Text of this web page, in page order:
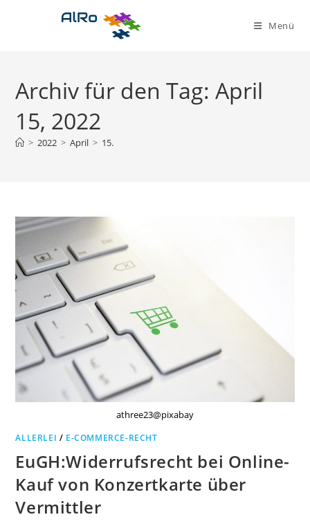
Menü
Archiv für den Tag: April
15, 2022
> 2022 > April > 15.
athree23@pixabay
ALLERLEI / E-COMMERCE-RECHT
EuGH:Widerrufsrecht bei Online-
Kauf von Konzertkarte über
Vermittler